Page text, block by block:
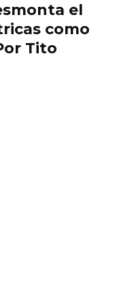
el
como
Tito